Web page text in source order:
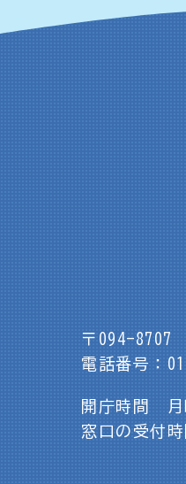
〒094-8707
電話番号：
開庁時間 月
窓口の受付